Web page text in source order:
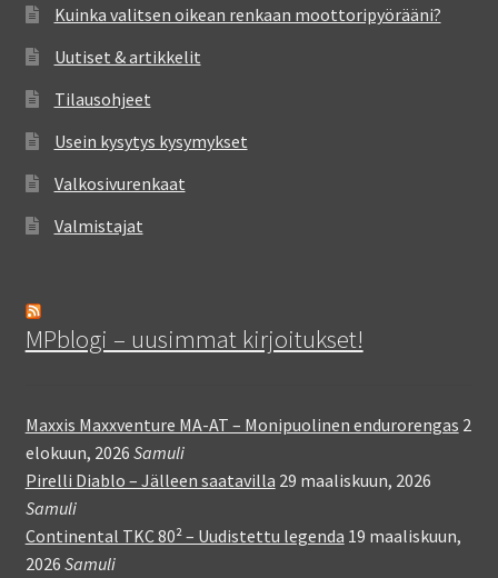
Kuinka valitsen oikean renkaan moottoripyörääni?
Uutiset & artikkelit
Tilausohjeet
Usein kysytys kysymykset
Valkosivurenkaat
Valmistajat
MPblogi – uusimmat kirjoitukset!
Maxxis Maxxventure MA-AT – Monipuolinen endurorengas 2
elokuun, 2026 Samuli
Pirelli Diablo – Jälleen saatavilla 29 maaliskuun, 2026
Samuli
Continental TKC 80² – Uudistettu legenda 19 maaliskuun,
2026 Samuli